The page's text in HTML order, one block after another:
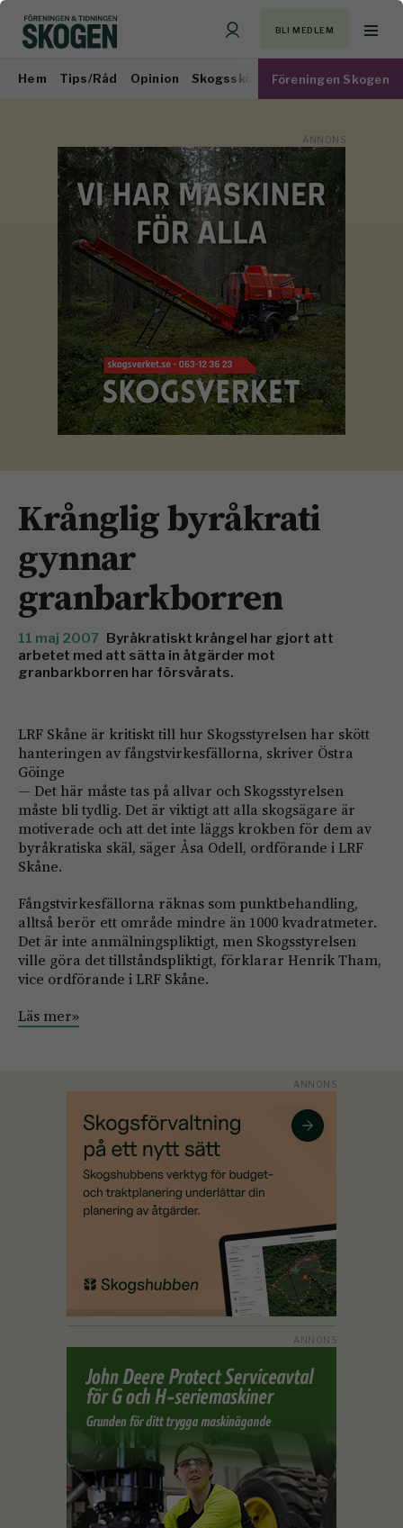
BLI MEDLEM
Hem Tips/Råd Opinion Skogsskötsel Virkesmarknad
Föreningen Skogen
Krånglig byråkrati
gynnar
granbarkborren
11 maj 2007 Byråkratiskt krångel har gjort att
arbetet med att sätta in åtgärder mot
granbarkborren har försvårats.
LRF Skåne är kritiskt till hur Skogsstyrelsen har skött
hanteringen av fångstvirkesfällorna, skriver Östra
Göinge
— Det här måste tas på allvar och Skogsstyrelsen
måste bli tydlig. Det är viktigt att alla skogsägare är
motiverade och att det inte läggs krokben för dem av
byråkratiska skäl, säger Åsa Odell, ordförande i LRF
Skåne.
Fångstvirkesfällorna räknas som punktbehandling,
alltså berör ett område mindre än 1000 kvadratmeter.
Det är inte anmälningspliktigt, men Skogsstyrelsen
ville göra det tillståndspliktigt, förklarar Henrik Tham,
vice ordförande i LRF Skåne.
Läs mer»